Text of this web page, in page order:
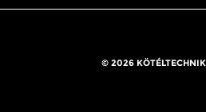
© 2026